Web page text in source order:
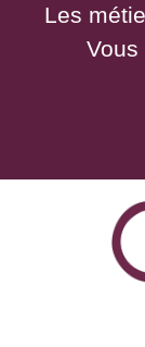
Les
Vous